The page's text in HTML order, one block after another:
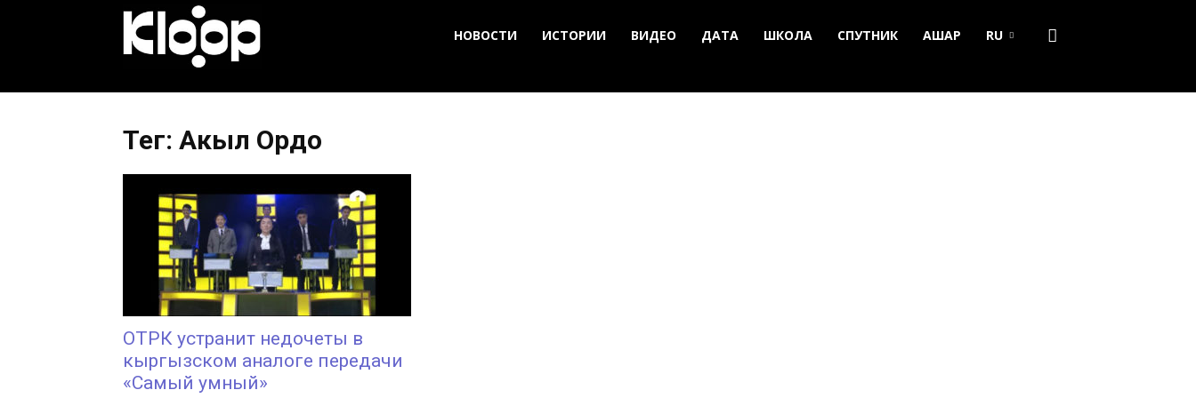
Новости
Кыргызстана
НОВОСТИ ИСТОРИИ ВИДЕО ДАТА ШКОЛА СПУТНИК АШАР RU
Тег: Акыл Ордо
ОТРК устранит недочеты в
кыргызском аналоге передачи
«Самый умный»